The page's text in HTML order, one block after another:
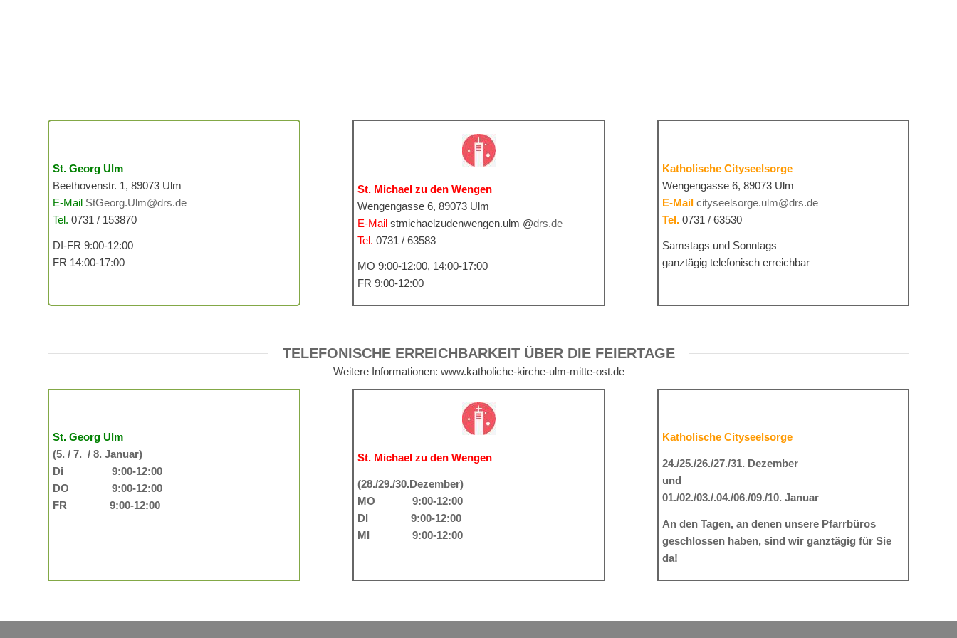
St. Georg Ulm
Beethovenstr. 1, 89073 Ulm
E-Mail StGeorg.Ulm@drs.de
Tel. 0731 / 153870
DI-FR 9:00-12:00
FR 14:00-17:00
St. Michael zu den Wengen
Wengengasse 6, 89073 Ulm
E-Mail stmichaelzudenwengen.ulm @drs.de
Tel. 0731 / 63583
MO 9:00-12:00, 14:00-17:00
FR 9:00-12:00
Katholische Cityseelsorge
Wengengasse 6, 89073 Ulm
E-Mail cityseelsorge.ulm@drs.de
Tel. 0731 / 63530
Samstags und Sonntags
ganztägig telefonisch erreichbar
TELEFONISCHE ERREICHBARKEIT ÜBER DIE FEIERTAGE
Weitere Informationen: www.katholiche-kirche-ulm-mitte-ost.de
St. Georg Ulm
(5. / 7. / 8. Januar)
Di 9:00-12:00
DO 9:00-12:00
FR 9:00-12:00
St. Michael zu den Wengen
(28./29./30.Dezember)
MO 9:00-12:00
DI 9:00-12:00
MI 9:00-12:00
Katholische Cityseelsorge
24./25./26./27./31. Dezember
und
01./02./03./.04./06./09./10. Januar
An den Tagen, an denen unsere Pfarrbüros
geschlossen haben, sind wir ganztägig für Sie
da!